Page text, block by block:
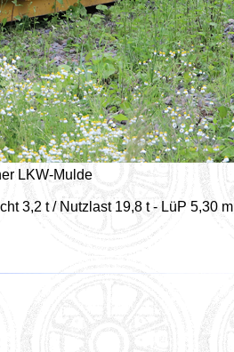
LKW-Mulde
3,2 t / Nutzlast 19,8 t - LüP 5,30 m